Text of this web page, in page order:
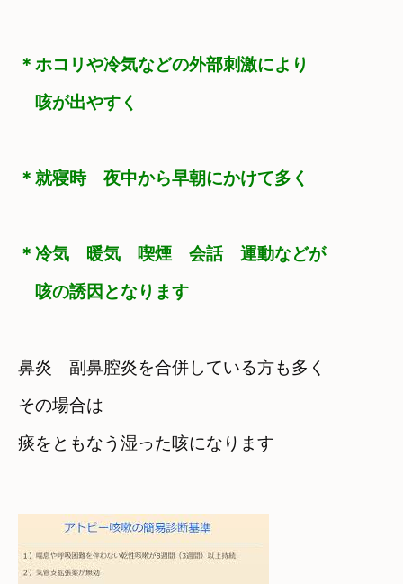
＊ホコリや冷気などの外部刺激により
＊冷気　暖気　喫煙　会話　運動などが
咳の誘因となります
鼻炎　副鼻腔炎を合併している方も多く
その場合は
痰をともなう湿った咳になります